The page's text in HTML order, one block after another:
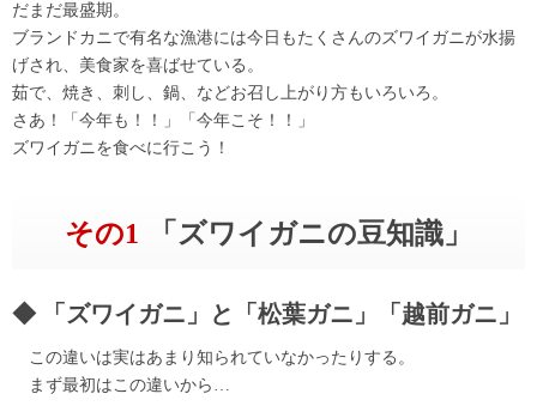
だまだ最盛期。
ブランドカニで有名な漁港には今日もたくさんのズワイガニが水揚
げされ、美食家を喜ばせている。
茹で、焼き、刺し、鍋、などお召し上がり方もいろいろ。
さあ！「今年も！！」「今年こそ！！」
ズワイガニを食べに行こう！
その1 「ズワイガニの豆知識」
「ズワイガニ」と「松葉ガニ」「越前ガニ」
この違いは実はあまり知られていなかったりする。
まず最初はこの違いから…